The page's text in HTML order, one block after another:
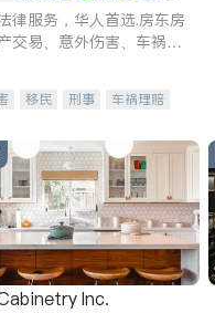
律服务，华人首选.房东房
交易、意外伤害、车祸重
移民 刑事
车祸理赔
索赔 律师-其它 保释
Inc.